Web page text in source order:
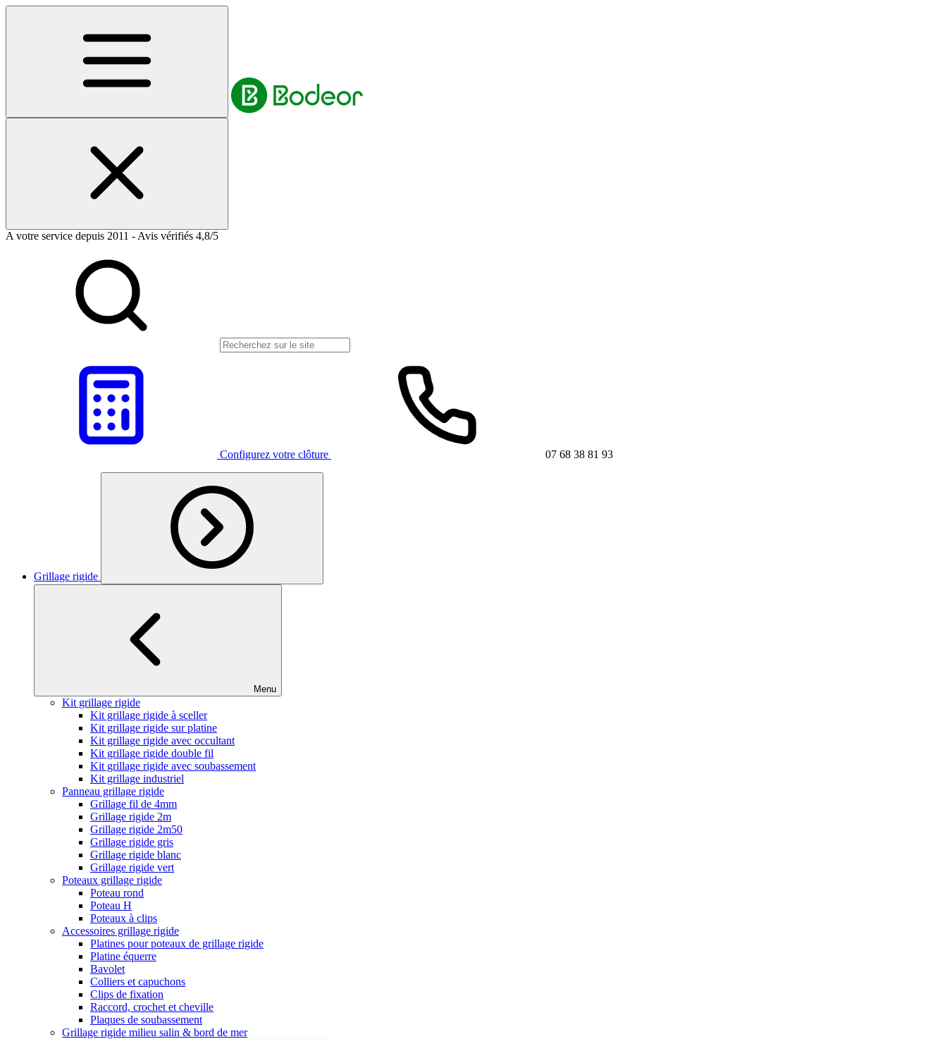
A votre service depuis 2011 - Avis vérifiés 4,8/5
Configurez votre clôture 07 68 38 81 93
Grillage rigide
Menu
Kit grillage rigide
Kit grillage rigide à sceller
Kit grillage rigide sur platine
Kit grillage rigide avec occultant
Kit grillage rigide double fil
Kit grillage rigide avec soubassement
Kit grillage industriel
Panneau grillage rigide
Grillage fil de 4mm
Grillage rigide 2m
Grillage rigide 2m50
Grillage rigide gris
Grillage rigide blanc
Grillage rigide vert
Poteaux grillage rigide
Poteau rond
Poteau H
Poteaux à clips
Accessoires grillage rigide
Platines pour poteaux de grillage rigide
Platine équerre
Bavolet
Colliers et capuchons
Clips de fixation
Raccord, crochet et cheville
Plaques de soubassement
Grillage rigide milieu salin & bord de mer